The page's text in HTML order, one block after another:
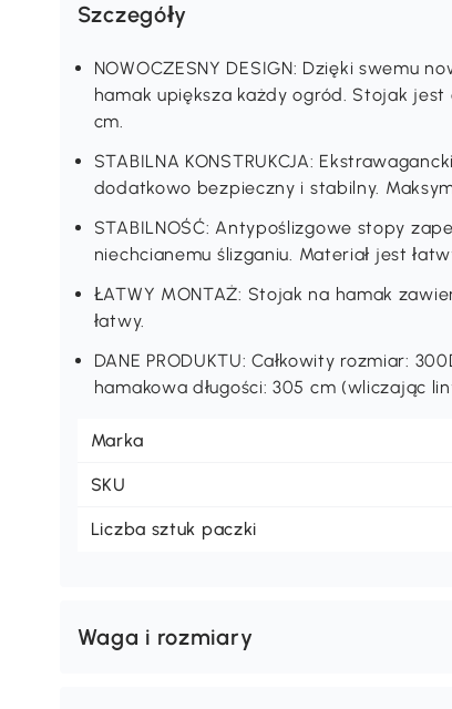
Szczegóły
NOWOCZESNY DESIGN: Dzięki swemu
hamak upiększa każdy ogród. Stojak
cm.
STABILNA KONSTRUKCJA:
dodatkowo bezpieczny i stabilny.
STABILNOŚĆ: Antypoślizgowe stopy
niechcianemu ślizganiu. Materiał jest
ŁATWY MONTAŻ: Stojak na hamak
łatwy.
DANE PRODUKTU: Całkowity rozmiar:
hamakowa długości: 305 cm (wliczając
Marka
SKU
Liczba sztuk paczki
Waga i rozmiary